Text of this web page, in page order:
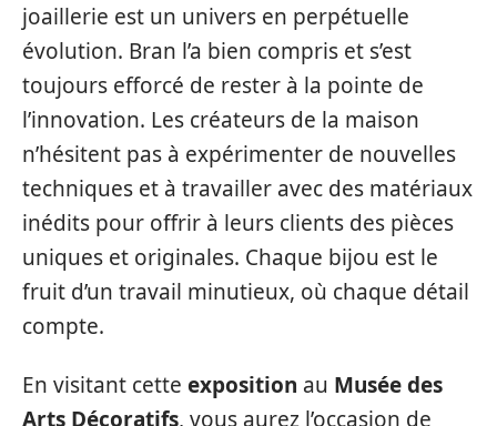
joaillerie est un univers en perpétuelle
évolution. Bran l’a bien compris et s’est
toujours efforcé de rester à la pointe de
l’innovation. Les créateurs de la maison
n’hésitent pas à expérimenter de nouvelles
techniques et à travailler avec des matériaux
inédits pour offrir à leurs clients des pièces
uniques et originales. Chaque bijou est le
fruit d’un travail minutieux, où chaque détail
compte.
En visitant cette exposition au Musée des
Arts Décoratifs, vous aurez l’occasion de